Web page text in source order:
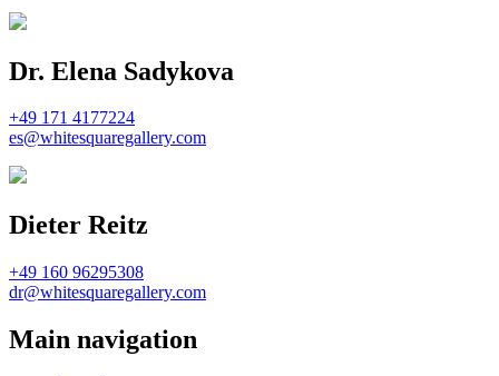
Dr. Elena Sadykova
+49 171 4177224
es@whitesquaregallery.com
Dieter Reitz
+49 160 96295308
dr@whitesquaregallery.com
Main navigation